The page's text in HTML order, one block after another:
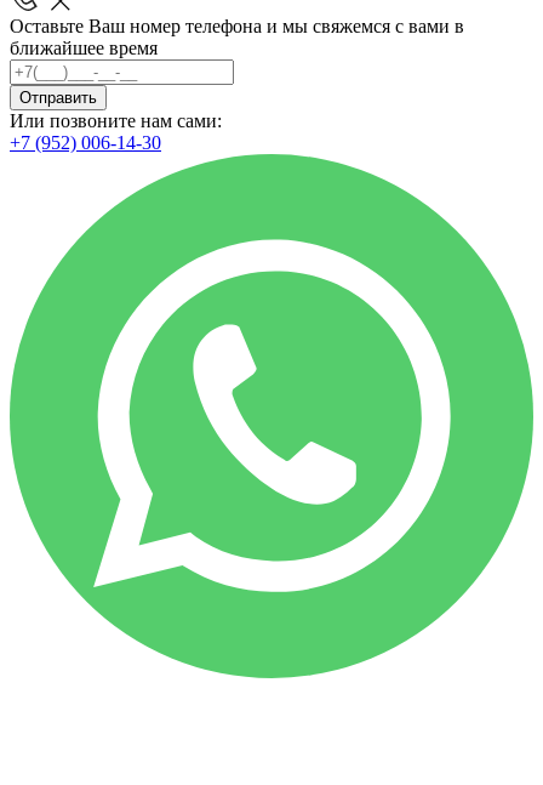
Оставьте Ваш номер телефона и мы свяжемся с вами в
ближайшее время
Отправить
Или позвоните нам сами:
+7 (952) 006-14-30